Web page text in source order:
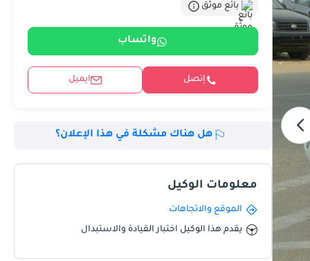
بائع موثّق
واتساب
إتصل ايميل
هل هناك مشكلة في هذا الإعلان؟
معلومات الوكيل
الموقع والاتجاهات
يقدم هذا الوكيل اختبار القيادة والاستبدال